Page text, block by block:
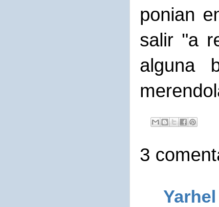
ponian
salir "a
alguna
3